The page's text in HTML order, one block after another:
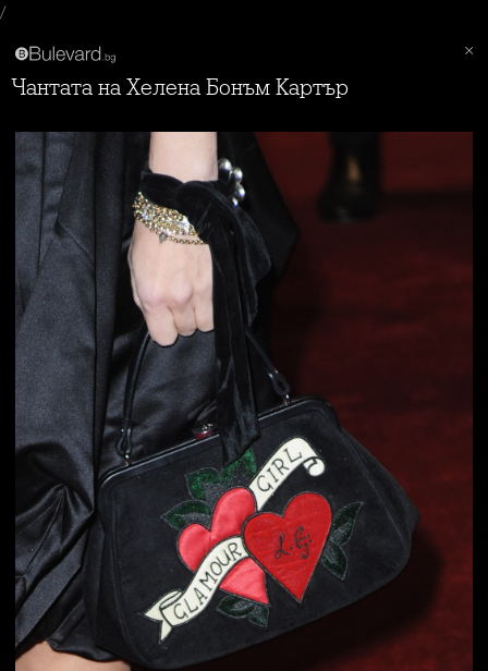
/
Чантата на Хелена Бонъм Картър